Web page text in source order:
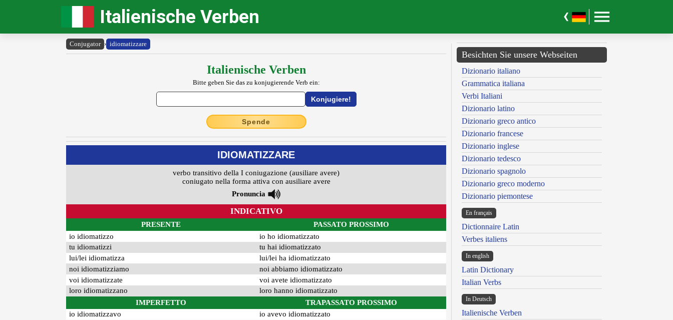
Italienische Verben
Conjugator › idiomatizzare
Italienische Verben
Bitte geben Sie das zu konjugierende Verb ein:
Spende
IDIOMATIZZARE
verbo transitivo della I coniugazione (ausiliare avere)
coniugato nella forma attiva con ausiliare avere
Pronuncia
INDICATIVO
PRESENTE
io idiomatizzo
tu idiomatizzi
lui/lei idiomatizza
noi idiomatizziamo
voi idiomatizzate
loro idiomatizzano
IMPERFETTO
io idiomatizzavo
PASSATO PROSSIMO
io ho idiomatizzato
tu hai idiomatizzato
lui/lei ha idiomatizzato
noi abbiamo idiomatizzato
voi avete idiomatizzato
loro hanno idiomatizzato
TRAPASSATO PROSSIMO
io avevo idiomatizzato
Besichten Sie unsere Webseiten
Dizionario italiano
Grammatica italiana
Verbi Italiani
Dizionario latino
Dizionario greco antico
Dizionario francese
Dizionario inglese
Dizionario tedesco
Dizionario spagnolo
Dizionario greco moderno
Dizionario piemontese
En français
Dictionnaire Latin
Verbes italiens
In english
Latin Dictionary
Italian Verbs
In Deutsch
Italienische Verben